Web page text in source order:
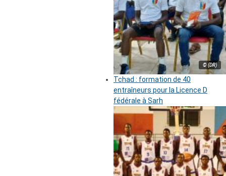
© (DR)
Tchad : formation de 40
entraîneurs pour la Licence D
fédérale à Sarh